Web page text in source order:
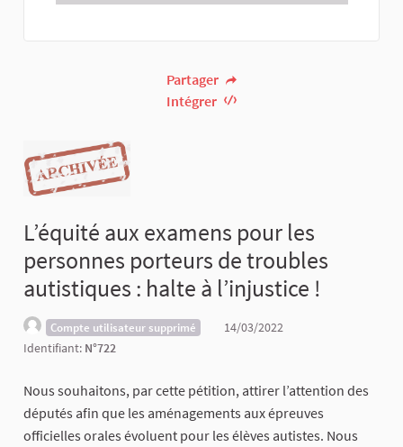
Partager
Intégrer
L’équité aux examens pour les
personnes porteurs de troubles
autistiques : halte à l’injustice !
Compte utilisateur supprimé
14/03/2022
Identifiant: N°722
Nous souhaitons, par cette pétition, attirer l’attention des
députés afin que les aménagements aux épreuves
officielles orales évoluent pour les élèves autistes. Nous